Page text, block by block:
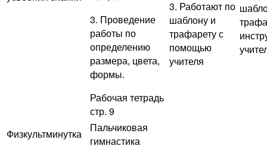
3. Проведение
работы по
определению
размера, цвета,
формы.
Рабочая тетрадь
стр. 9
3. Работают по
шаблону и
трафарету с
помощью
учителя
Физкультминутка
Пальчиковая
гимнастика